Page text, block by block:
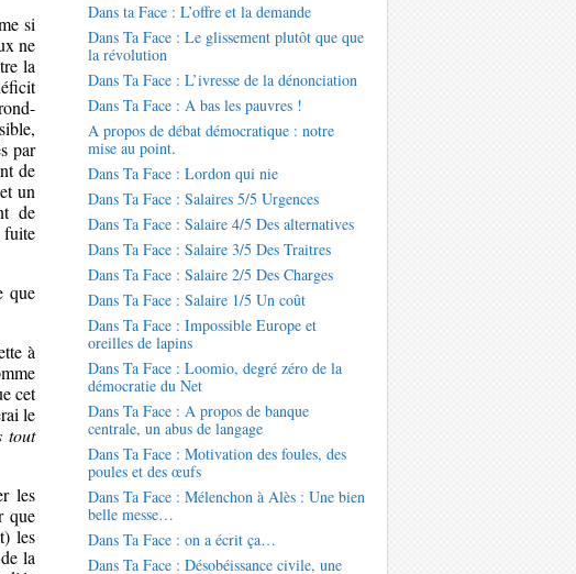
si
ne
la
par
de
un
de
fuite
que
à
cet
le
tout
les
que
les
la
Dans ta Face : L’offre et la demande
Dans Ta Face : Le glissement plutôt que que
la révolution
Dans Ta Face : L’ivresse de la dénonciation
Dans Ta Face : A bas les pauvres !
A propos de débat démocratique : notre
mise au point.
Dans Ta Face : Lordon qui nie
Dans Ta Face : Salaires 5/5 Urgences
Dans Ta Face : Salaire 4/5 Des alternatives
Dans Ta Face : Salaire 3/5 Des Traitres
Dans Ta Face : Salaire 2/5 Des Charges
Dans Ta Face : Salaire 1/5 Un coût
Dans Ta Face : Impossible Europe et
oreilles de lapins
Dans Ta Face : Loomio, degré zéro de la
démocratie du Net
Dans Ta Face : A propos de banque
centrale, un abus de langage
Dans Ta Face : Motivation des foules, des
poules et des œufs
Dans Ta Face : Mélenchon à Alès : Une bien
belle messe…
Dans Ta Face : on a écrit ça…
Dans Ta Face : Désobéissance civile, une